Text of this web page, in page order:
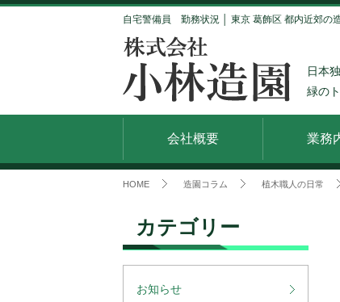
自宅警備員 勤務状況 │ 東京 葛飾区 都内近郊の
日本
緑の
会社概要 業務
HOME 造園コラム 植木職人の日常
カテゴリー
お知らせ